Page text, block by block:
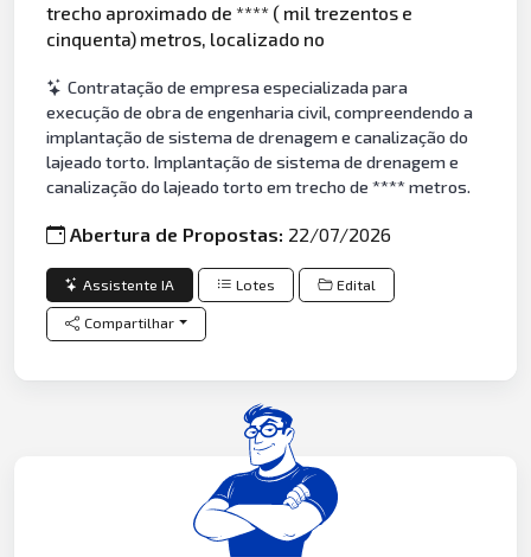
trecho aproximado de **** ( mil trezentos e
cinquenta) metros, localizado no
Contratação de empresa especializada para
execução de obra de engenharia civil, compreendendo a
implantação de sistema de drenagem e canalização do
lajeado torto. Implantação de sistema de drenagem e
canalização do lajeado torto em trecho de **** metros.
Abertura de Propostas: 22/07/2026
Assistente IA Lotes Edital
Compartilhar